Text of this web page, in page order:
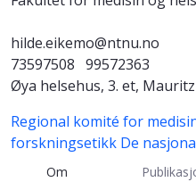
hilde.eikemo@ntnu.no
73597508 99572363
Øya helsehus, 3. et,
Regional komité for
forskningsetikk De
Om